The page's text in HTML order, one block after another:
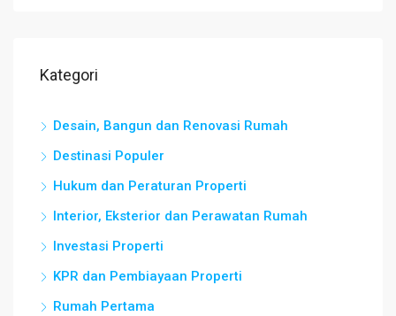
Kategori
Desain, Bangun dan Renovasi Rumah
Destinasi Populer
Hukum dan Peraturan Properti
Interior, Eksterior dan Perawatan Rumah
Investasi Properti
KPR dan Pembiayaan Properti
Rumah Pertama